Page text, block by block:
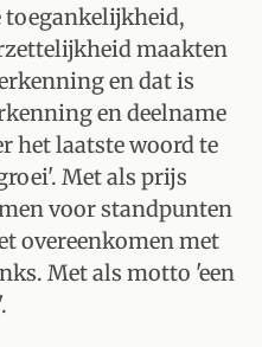
maakten
en dat is
en deelname
het laatste woord te
Met als prijs
voor standpunten
overeenkomen met
Met als motto 'een